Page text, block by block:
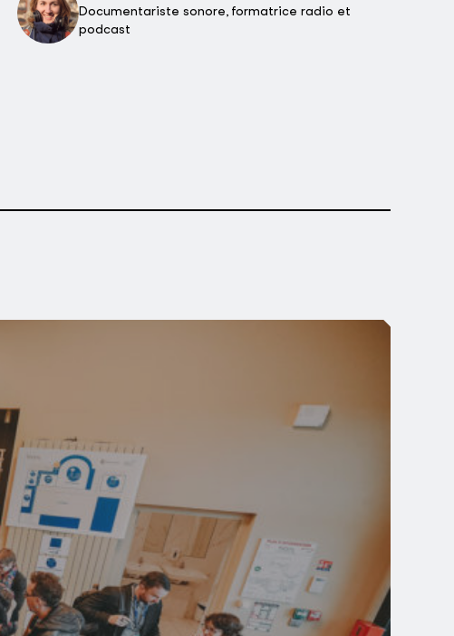
Documentariste sonore, formatrice radio et
podcast